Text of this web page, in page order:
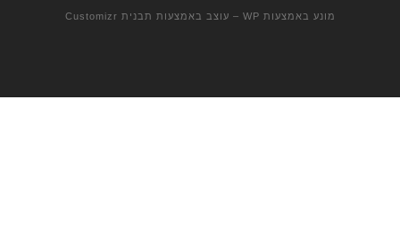
מונע באמצעות WP – עוצב באמצעות תבנית Customizr